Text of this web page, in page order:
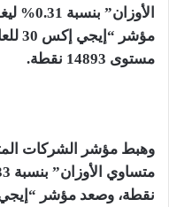
مستوى 14893 نقطة.